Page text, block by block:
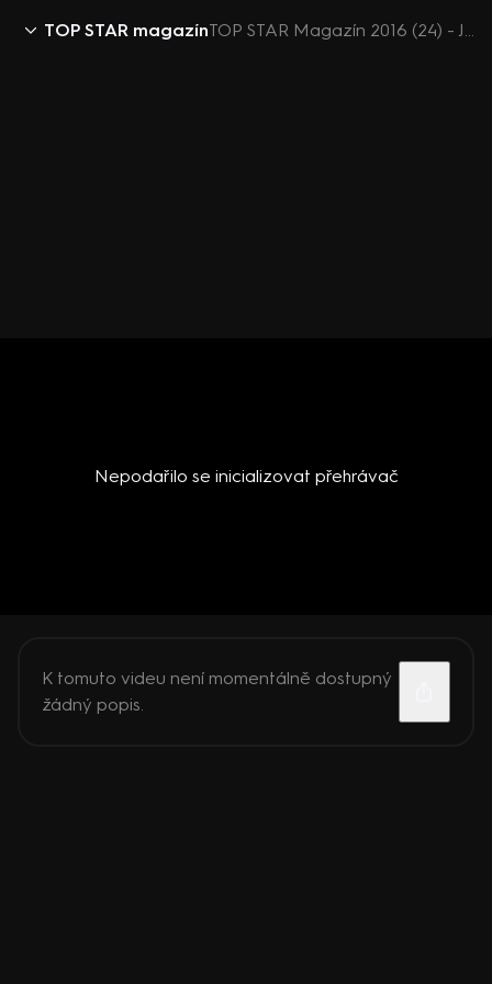
TOP STAR magazín TOP STAR Magazín 2016 (24) - Jaromír Jágr a Veronika Kopřivová - kauza striptérka
Nepodařilo se inicializovat přehrávač
K tomuto videu není momentálně dostupný
žádný popis.